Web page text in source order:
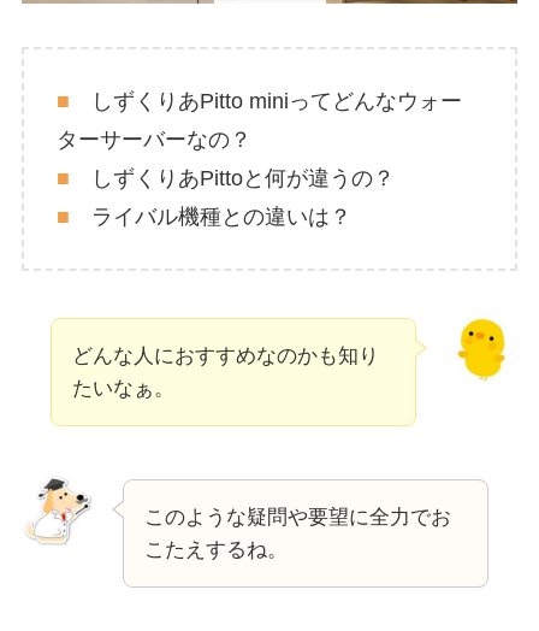
■ しずくりあPitto miniってどんなウォー
ターサーバーなの？
■ しずくりあPittoと何が違うの？
■ ライバル機種との違いは？
どんな人におすすめなのかも知り
たいなぁ。
このような疑問や要望に全力でお
こたえするね。